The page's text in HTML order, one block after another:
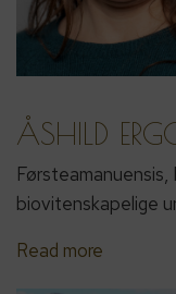
ÅSHILD
biovitenskapelige
Read more